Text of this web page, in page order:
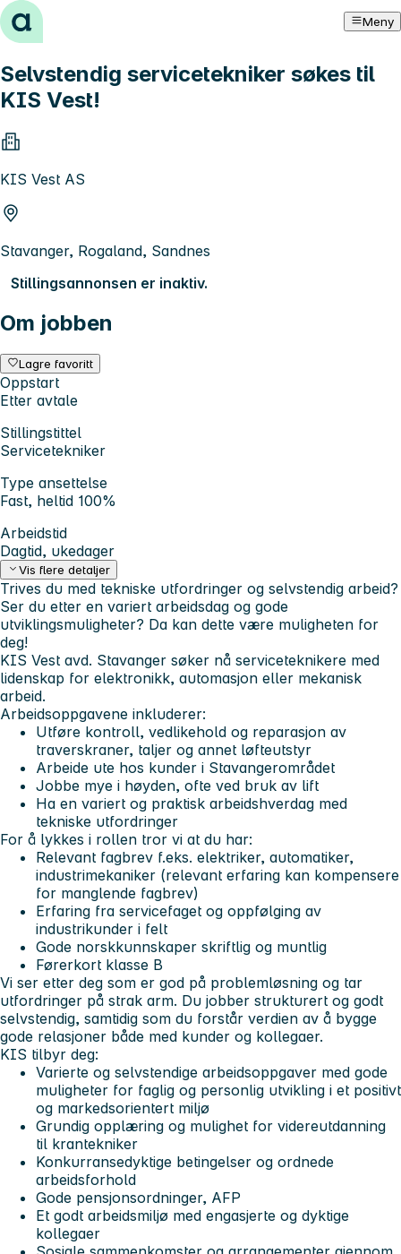
Hopp til innhold Meny
Selvstendig servicetekniker søkes til
KIS Vest!
KIS Vest AS
Stavanger, Rogaland, Sandnes
Stillingsannonsen er inaktiv.
Om jobben
Lagre favoritt
Oppstart
Etter avtale
Stillingstittel
Servicetekniker
Type ansettelse
Fast, heltid 100%
Arbeidstid
Dagtid, ukedager
Vis flere detaljer
Trives du med tekniske utfordringer og selvstendig arbeid?
Ser du etter en variert arbeidsdag og gode
utviklingsmuligheter? Da kan dette være muligheten for
deg!
KIS Vest avd. Stavanger søker nå serviceteknikere med
lidenskap for elektronikk, automasjon eller mekanisk
arbeid.
Arbeidsoppgavene inkluderer:
Utføre kontroll, vedlikehold og reparasjon av
traverskraner, taljer og annet løfteutstyr
Arbeide ute hos kunder i Stavangerområdet
Jobbe mye i høyden, ofte ved bruk av lift
Ha en variert og praktisk arbeidshverdag med
tekniske utfordringer
For å lykkes i rollen tror vi at du har:
Relevant fagbrev f.eks. elektriker, automatiker,
industrimekaniker (relevant erfaring kan kompensere
for manglende fagbrev)
Erfaring fra servicefaget og oppfølging av
industrikunder i felt
Gode norskkunnskaper skriftlig og muntlig
Førerkort klasse B
Vi ser etter deg som er god på problemløsning og tar
utfordringer på strak arm. Du jobber strukturert og godt
selvstendig, samtidig som du forstår verdien av å bygge
gode relasjoner både med kunder og kollegaer.
KIS tilbyr deg:
Varierte og selvstendige arbeidsoppgaver med gode
muligheter for faglig og personlig utvikling i et positivt
og markedsorientert miljø
Grundig opplæring og mulighet for videreutdanning
til krantekniker
Konkurransedyktige betingelser og ordnede
arbeidsforhold
Gode pensjonsordninger, AFP
Et godt arbeidsmiljø med engasjerte og dyktige
kollegaer